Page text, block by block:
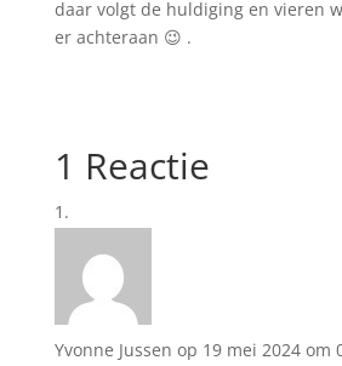
daar volgt de huldiging en vieren
er achteraan 😉 .
1 Reactie
Yvonne Jussen op 19 mei 2024 om